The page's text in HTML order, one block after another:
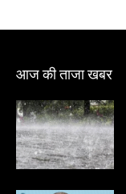
आज की ताजा खबर